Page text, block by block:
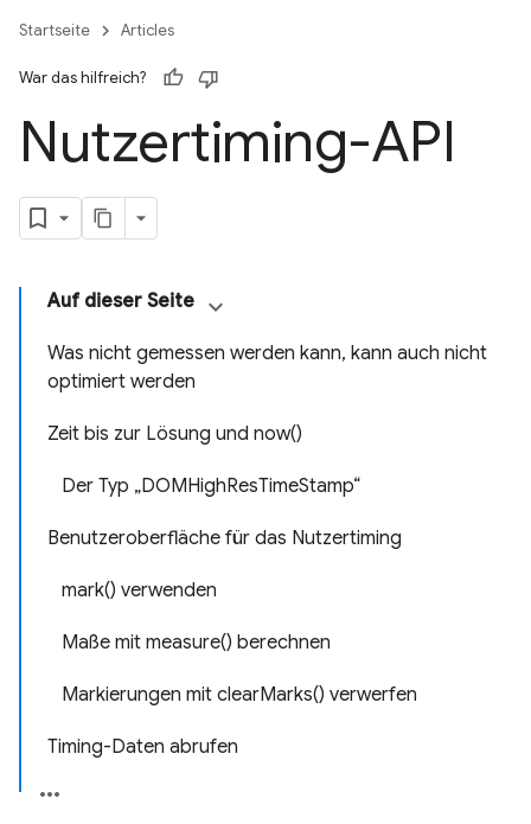
Startseite Articles
War das hilfreich?
Nutzertiming-API
Auf dieser Seite
Was nicht gemessen werden kann, kann auch nicht
optimiert werden
Zeit bis zur Lösung und now()
Der Typ „DOMHighResTimeStamp“
Benutzeroberfläche für das Nutzertiming
mark() verwenden
Maße mit measure() berechnen
Markierungen mit clearMarks() verwerfen
Timing-Daten abrufen